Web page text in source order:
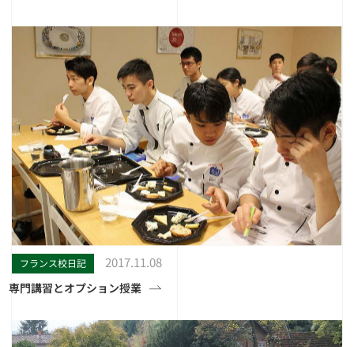
フランス校日記 2017.11.08
専門講習とオプション授業